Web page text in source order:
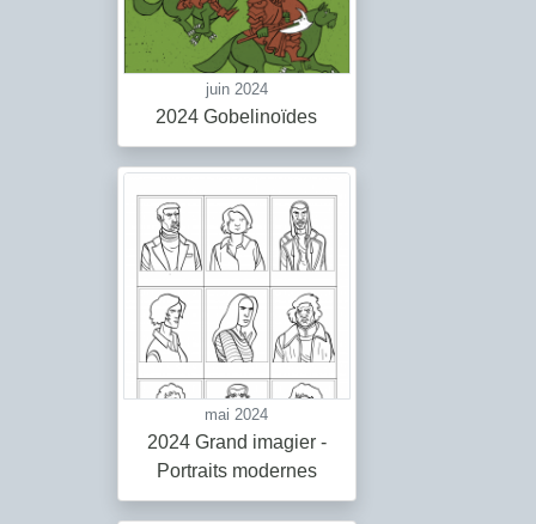
juin 2024
2024 Gobelinoïdes
mai 2024
2024 Grand imagier -
Portraits modernes